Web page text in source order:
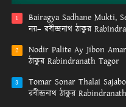
1
Bairagya Sadhane Mukti,
নয়– রবীন্দ্রনাথ ঠাকুর
2
Nodir Palite Ay Jibon Amar
ঠাকুর Rabindranath Tagor
3
Tomar Sonar Thalai
রবীন্দ্রনাথ ঠাকুর